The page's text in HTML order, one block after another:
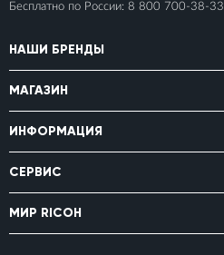
Бесплатно по России: 8 800 700-38-33
НАШИ БРЕНДЫ
МАГАЗИН
ИНФОРМАЦИЯ
СЕРВИС
МИР RICOH